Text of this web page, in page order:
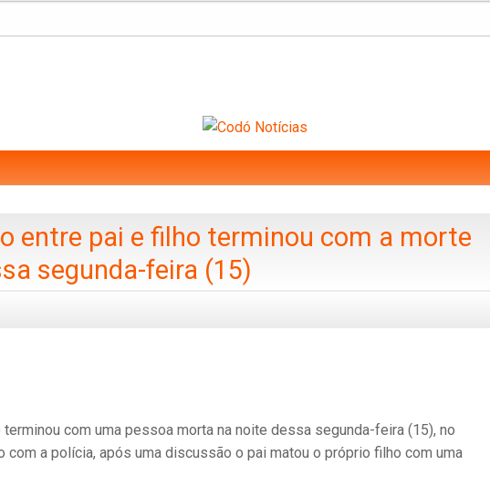
entre pai e filho terminou com a morte
segunda-feira (15)
com uma pessoa morta na noite dessa segunda-feira (15), no
a polícia, após uma discussão o pai matou o próprio filho com uma